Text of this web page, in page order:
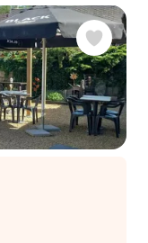
Favoris